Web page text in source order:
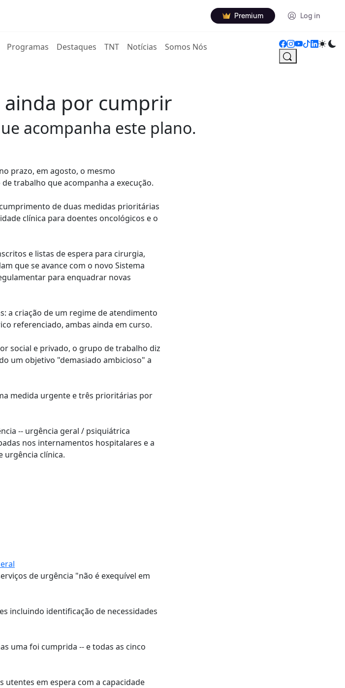
Premium Log in
Programas Destaques TNT Notícias Somos Nós
ainda por cumprir
acompanha este plano.
prazo, em agosto, o mesmo
trabalho que acompanha a execução.
de duas medidas prioritárias
clínica para doentes oncológicos e o
e listas de espera para cirurgia,
que se avance com o novo Sistema
para enquadrar novas
a criação de um regime de atendimento
referenciado, ambas ainda em curso.
social e privado, o grupo de trabalho diz
um objetivo "demasiado ambicioso" a
medida urgente e três prioritárias por
-- urgência geral / psiquiátrica
nos internamentos hospitalares e a
urgência clínica.
de urgência "não é exequível em
incluindo identificação de necessidades
uma foi cumprida -- e todas as cinco
utentes em espera com a capacidade